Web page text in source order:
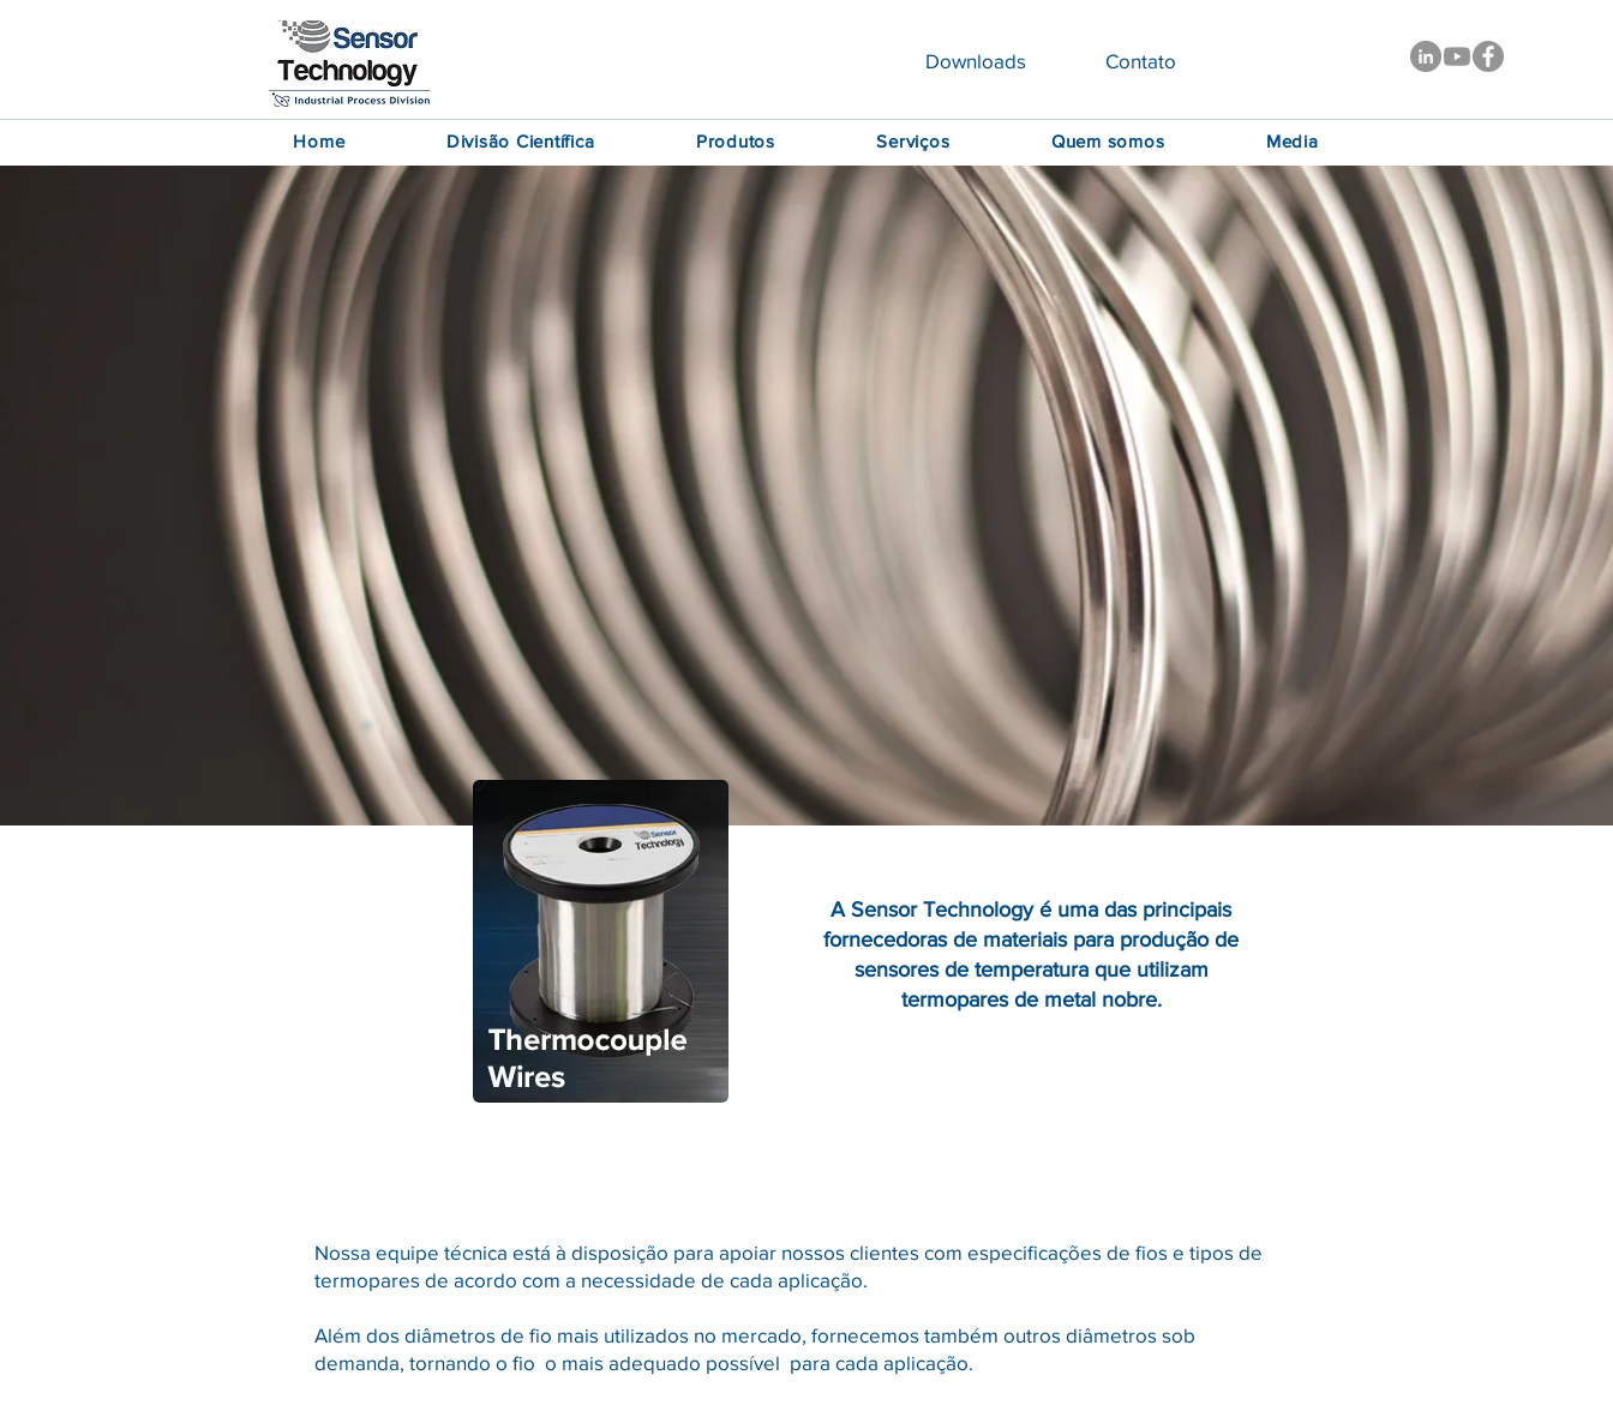
Downloads Contato
Home Divisão Científica Produtos Serviços Quem somos Media
A Sensor Technology é uma das principais
fornecedoras de materiais para produção de
sensores de temperatura que utilizam
termopares de metal nobre.
Nossa equipe técnica está à disposição para apoiar nossos clientes com especificações de fios e tipos de
termopares de acordo com a necessidade de cada aplicação.
Além dos diâmetros de fio mais utilizados no mercado, fornecemos também outros diâmetros sob
demanda, tornando o fio o mais adequado possível para cada aplicação.